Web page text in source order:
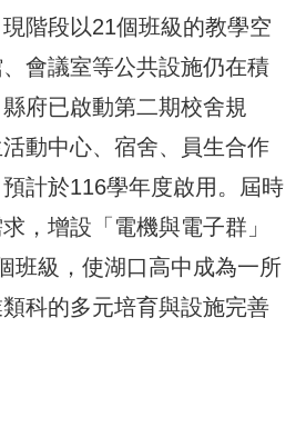
階段以21個班級的教學空
會議室等公共設施仍在積
府已啟動第二期校舍規
動中心、宿舍、員生合作
計於116學年度啟用。屆時
，增設「電機與電子群」
班級，使湖口高中成為一所
科的多元培育與設施完善